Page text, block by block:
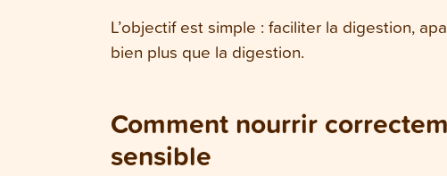
L’objectif est simple : faciliter la digestion,
bien plus que la digestion.
Comment nourrir
sensible